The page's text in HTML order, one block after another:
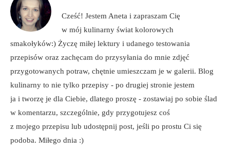
Cześć! Jestem Aneta i zapraszam Cię
w mój kulinarny świat kolorowych
smakołyków:) Życzę miłej lektury i udanego testowania
przepisów oraz zachęcam do przysyłania do mnie zdjęć
przygotowanych potraw, chętnie umieszczam je w galerii. Blog
kulinarny to nie tylko przepisy - po drugiej stronie jestem
ja i tworzę je dla Ciebie, dlatego proszę - zostawiaj po sobie ślad
w komentarzu, szczególnie, gdy przygotujesz coś
z mojego przepisu lub udostępnij post, jeśli po prostu Ci się
podoba. Miłego dnia :)